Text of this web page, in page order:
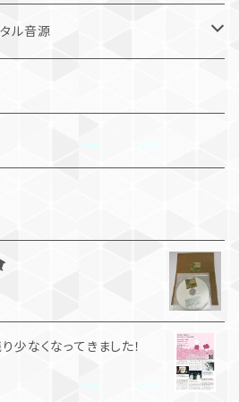
ル音源
少なくなってきました！